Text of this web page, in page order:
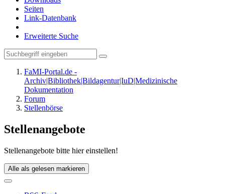
Seiten
Link-Datenbank
Erweiterte Suche
FaMI-Portal.de -
Archiv|Bibliothek|Bildagentur|IuD|Medizinische
Dokumentation
Forum
Stellenbörse
Stellenangebote
Stellenangebote bitte hier einstellen!
Alle als gelesen markieren